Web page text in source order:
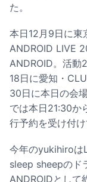
た。
本日12月9日に東
ANDROID LIVE
ANDROID。活動
18日に愛知・
30日に本日の会
では本日21:30か
行予約を受け付け
今年のyukihiro
sleep sheepのド
ANDROIDとし